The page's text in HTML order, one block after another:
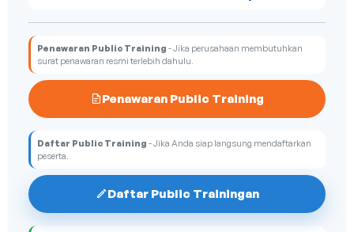
Penawaran Public Training - Jika perusahaan membutuhkan
surat penawaran resmi terlebih dahulu.
Penawaran Public Training
Daftar Public Training - Jika Anda siap langsung mendaftarkan
peserta.
Daftar Public Trainingan